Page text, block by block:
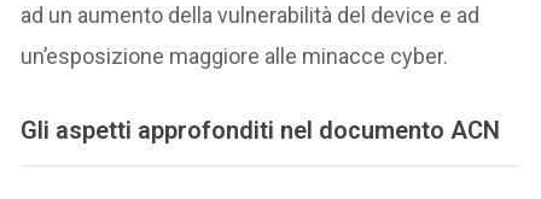
ad un aumento della vulnerabilità del device e ad
un’esposizione maggiore alle minacce cyber.
Gli aspetti approfonditi nel documento ACN